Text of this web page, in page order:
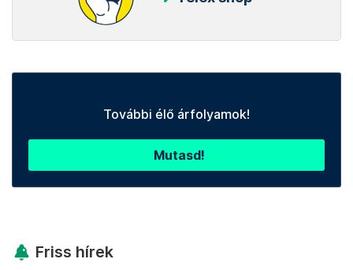
További élő árfolyamok!
Mutasd!
Friss hírek